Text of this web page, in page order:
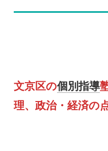
文京区の個別指導
理、政治・経済の